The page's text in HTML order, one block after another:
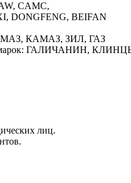
CAMC,
DONGFENG, BEIFAN
МАЗ, КАМАЗ, ЗИЛ, ГАЗ
марок: ГАЛИЧАНИН,
лиц.